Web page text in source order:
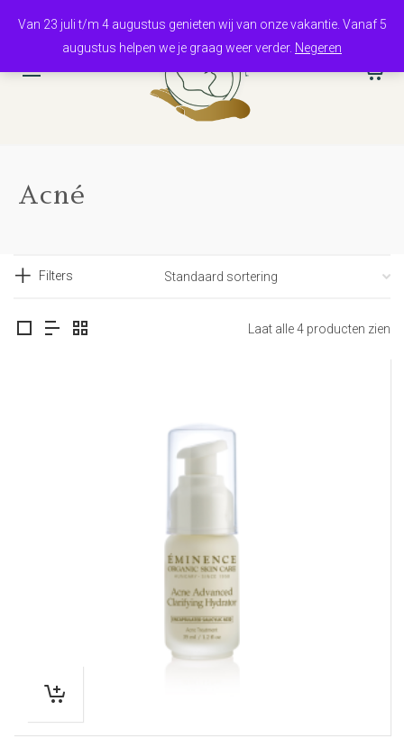
Van 23 juli t/m 4 augustus genieten wij van onze vakantie. Vanaf 5
augustus helpen we je graag weer verder. Negeren
Acné
Filters
Laat alle 4 producten zien